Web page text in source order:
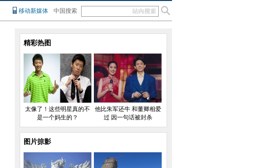
移动新媒体 中国搜索
精彩热图
太像了！这些明星真的不
是一个妈生的？
他比朱军还牛 和董卿相爱
过 因一句话被封杀
图片掠影